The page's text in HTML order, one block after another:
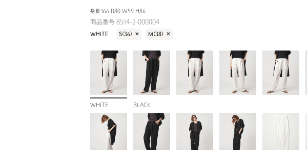
身長166 B80 W59 H86
商品番号 8514-2-000004
WHITE S(36) ✕ M(38) ✕
WHITE BLACK